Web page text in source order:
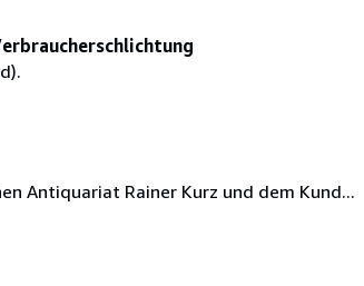
Antiquariat Rainer Kurz und dem Kund...